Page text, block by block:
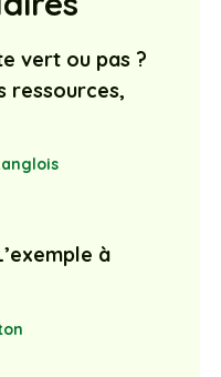
vert ou pas ?
ressources,
à